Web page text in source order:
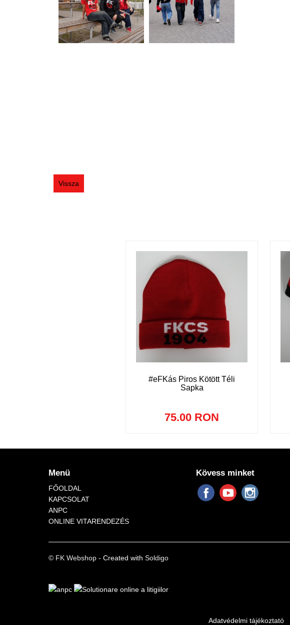
Vissza
#eFKás Piros Kötött Téli
Sapka
75.00 RON
Menü
FŐOLDAL
KAPCSOLAT
ANPC
ONLINE VITARENDEZÉS
Kövess minket
© FK Webshop - Created with Soldigo
Adatvédelmi tájékoztató